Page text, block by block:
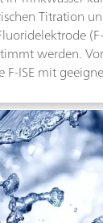
Titration
werden.
F-ISE mit